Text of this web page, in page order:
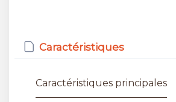
Caractéristiques
Caractéristiques principales